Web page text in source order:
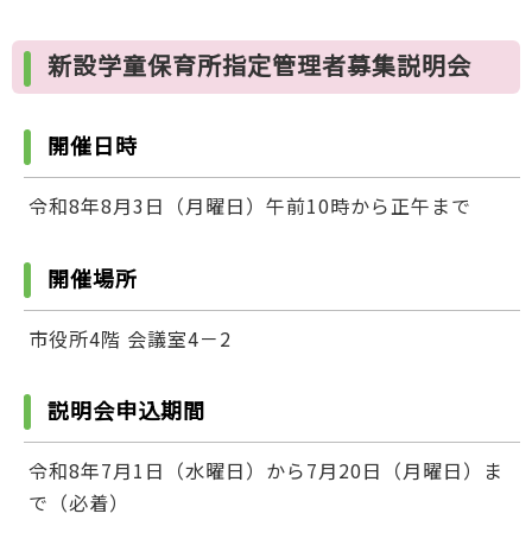
新設学童保育所指定管理者募集説明会
開催日時
令和8年8月3日（月曜日）午前10時から正午まで
開催場所
市役所4階 会議室4－2
説明会申込期間
令和8年7月1日（水曜日）から7月20日（月曜日）ま
で（必着）